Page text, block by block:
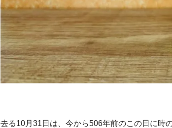
去る10月31日は、今から506年前のこの日に時